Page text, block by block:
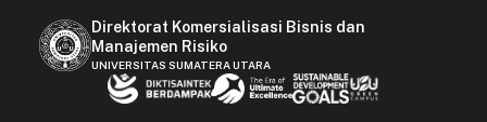
Direktorat Komersialisasi Bisnis dan
Manajemen Risiko
UNIVERSITAS SUMATERA UTARA